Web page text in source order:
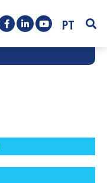
PT